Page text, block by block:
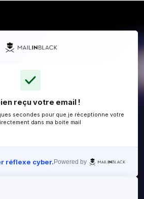
quelques secondes pour que je
email directement dans ma boite mail